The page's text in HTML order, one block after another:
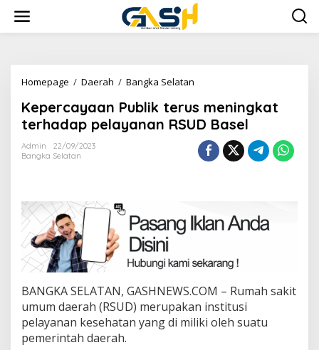
konten
Homepage / Daerah / Bangka Selatan
terus
meningkat
terhadap
pelayanan
RSUD
Kepercayaan Publik terus meningkat
terhadap pelayanan RSUD Basel
Admin
22/09/2023
Bangka Selatan
BANGKA SELATAN, GASHNEWS.COM – Rumah sakit
umum daerah (RSUD) merupakan institusi
pelayanan kesehatan yang di miliki oleh suatu
pemerintah daerah.